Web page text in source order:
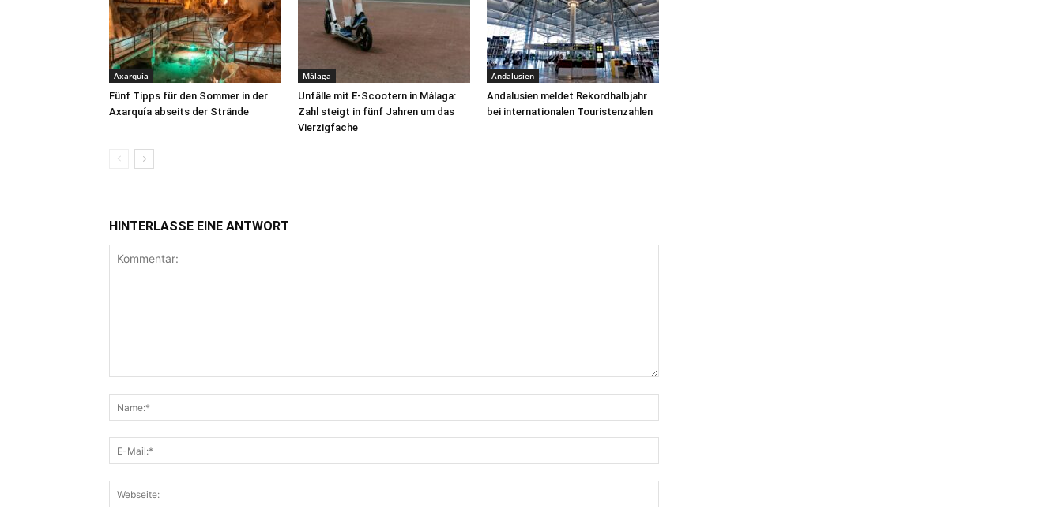
Axarquía
Fünf Tipps für den Sommer in der
Axarquía abseits der Strände
Málaga
Unfälle mit E-Scootern in Málaga:
Zahl steigt in fünf Jahren um das
Vierzigfache
Andalusien
Andalusien meldet Rekordhalbjahr
bei internationalen Touristenzahlen
HINTERLASSE EINE ANTWORT